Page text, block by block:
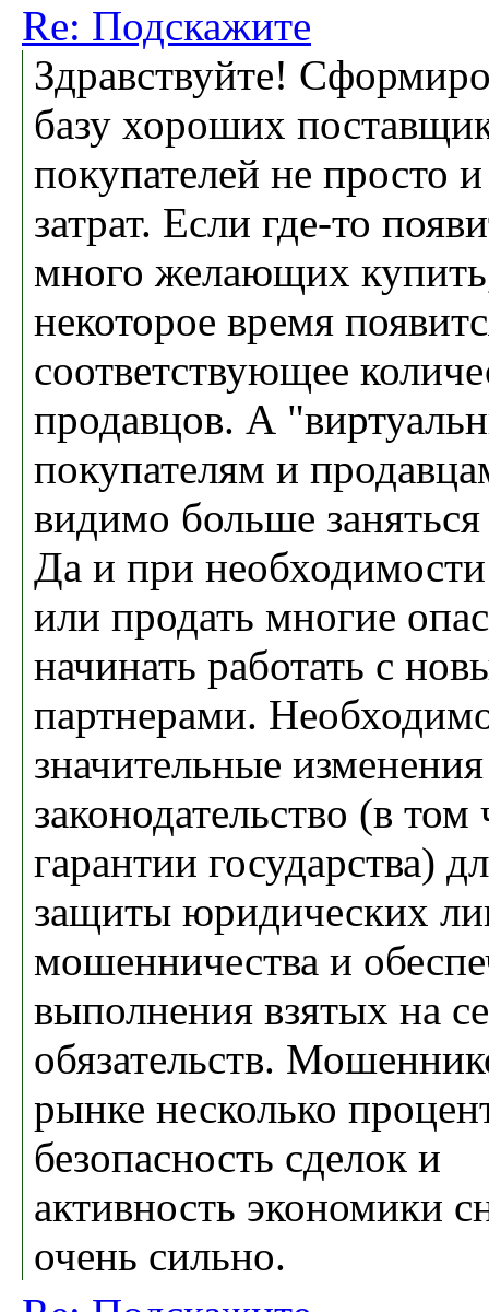
Re: Подскажите
Здравствуйте!
базу хороших
покупателей не просто и
затрат. Если где-то
много желающих
некоторое время
соответствующее
продавцов. А
покупателям и
видимо больше
Да и при
или продать многие
начинать работать с
партнерами.
значительные
законодательство (в том
гарантии государства)
защиты юридических
мошенничества и
выполнения взятых на
обязательств.
рынке несколько
безопасность сделок и
активность экономики
очень сильно.